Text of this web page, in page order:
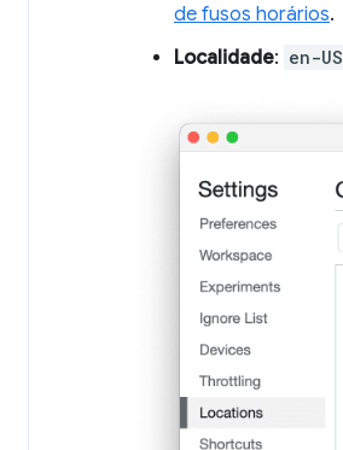
de fusos horários.
Localidade: en-US